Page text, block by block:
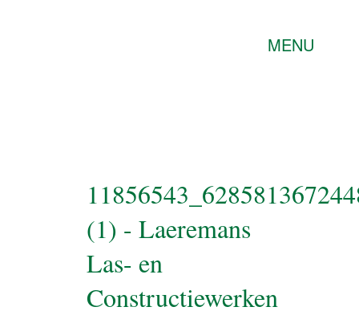
MENU
(1) - Laeremans
Las- en
Constructiewerken